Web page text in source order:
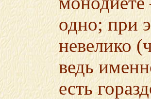
одно; при
невелико
ведь
есть